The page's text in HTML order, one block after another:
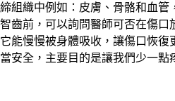
締組織中例如：皮膚、骨骼和血管
智齒前，可以詢問醫師可否在傷口
它能慢慢被身體吸收，讓傷口恢復
當安全，主要目的是讓我們少一點